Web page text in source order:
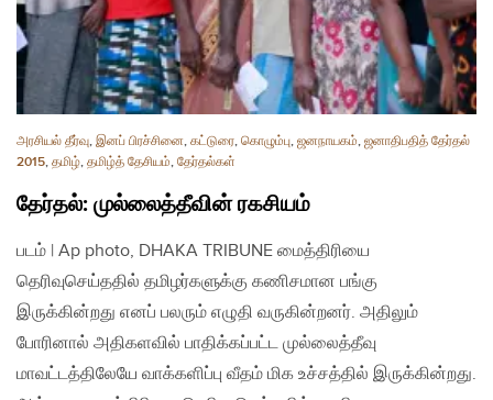
அரசியல் தீர்வு, இனப் பிரச்சினை, கட்டுரை, கொழும்பு, ஜனநாயகம், ஜனாதிபதித் தேர்தல்
2015, தமிழ், தமிழ்த் தேசியம், தேர்தல்கள்
தேர்தல்: முல்லைத்தீவின் ரகசியம்
படம் | Ap photo, DHAKA TRIBUNE மைத்திரியை
தெரிவுசெய்ததில் தமிழர்களுக்கு கணிசமான பங்கு
இருக்கின்றது எனப் பலரும் எழுதி வருகின்றனர். அதிலும்
போரினால் அதிகளவில் பாதிக்கப்பட்ட முல்லைத்தீவு
மாவட்டத்திலேயே வாக்களிப்பு வீதம் மிக உச்சத்தில் இருக்கின்றது.